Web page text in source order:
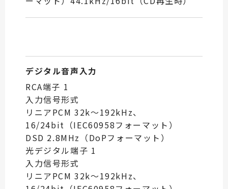
デジタル音声入力
RCA端子 1
入力信号形式
リニアPCM 32k〜192kHz、
16/24bit（IEC60958フォーマット）
DSD 2.8MHz（DoPフォーマット）
光デジタル端子 1
入力信号形式
リニアPCM 32k〜192kHz、